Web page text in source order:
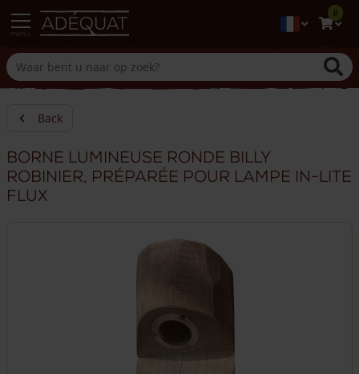
0
Back
Borne lumineuse ronde Billy
robinier, préparée pour lampe In-lite
FLUX